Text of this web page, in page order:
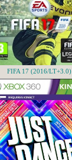
FIFA 17 (2016/LT+3.0)